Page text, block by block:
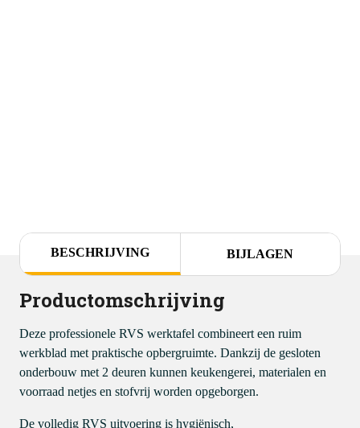
BESCHRIJVING BIJLAGEN
Productomschrijving
Deze professionele RVS werktafel combineert een ruim
werkblad met praktische opbergruimte. Dankzij de gesloten
onderbouw met 2 deuren kunnen keukengerei, materialen en
voorraad netjes en stofvrij worden opgeborgen.
De volledig RVS uitvoering is hygiënisch,